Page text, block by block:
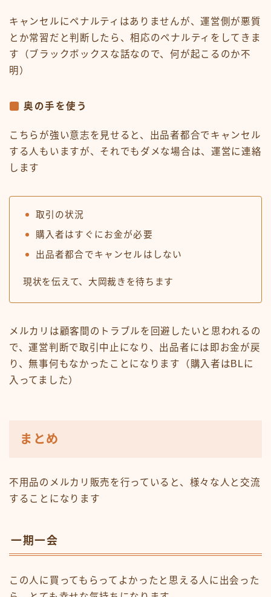
キャンセルにペナルティはありませんが、運営側が悪質
とか常習だと判断したら、相応のペナルティをしてきま
す（ブラックボックスな話なので、何が起こるのか不
明）
奥の手を使う
こちらが強い意志を見せると、出品者都合でキャンセル
する人もいますが、それでもダメな場合は、運営に連絡
します
取引の状況
購入者はすぐにお金が必要
出品者都合でキャンセルはしない
現状を伝えて、大岡裁きを待ちます
メルカリは顧客間のトラブルを回避したいと思われるの
で、運営判断で取引中止になり、出品者には即お金が戻
り、無事何もなかったことになります（購入者はBLに
入ってました）
まとめ
不用品のメルカリ販売を行っていると、様々な人と交流
することになります
一期一会
この人に買ってもらってよかったと思える人に出会った